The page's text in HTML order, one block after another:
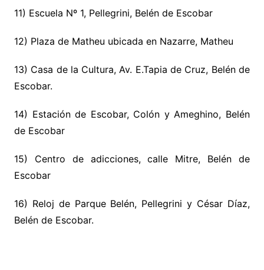
11) Escuela Nº 1, Pellegrini, Belén de Escobar
12) Plaza de Matheu ubicada en Nazarre, Matheu
13) Casa de la Cultura, Av. E.Tapia de Cruz, Belén de
Escobar.
14) Estación de Escobar, Colón y Ameghino, Belén
de Escobar
15) Centro de adicciones, calle Mitre, Belén de
Escobar
16) Reloj de Parque Belén, Pellegrini y César Díaz,
Belén de Escobar.